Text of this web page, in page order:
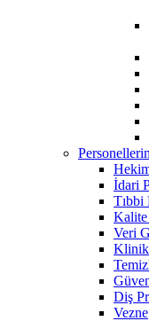
İdari
Tıbbi
Veri
Klinik
Diş
Vezne